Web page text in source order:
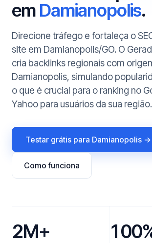
em Damianopolis.
Direcione tráfego e fortaleça o
site em Damianopolis/GO. O
cria backlinks regionais com
Damianopolis, simulando
o que é crucial para o ranking no
Yahoo para usuários da sua região.
Testar grátis para Damianopolis →
Como funciona
2M+